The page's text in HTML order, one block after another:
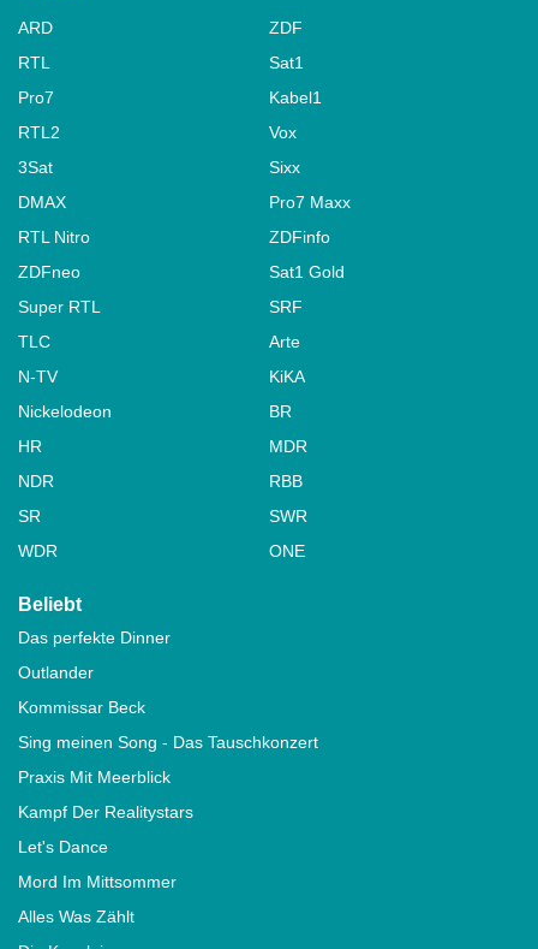
ARD
ZDF
RTL
Sat1
Pro7
Kabel1
RTL2
Vox
3Sat
Sixx
DMAX
Pro7 Maxx
RTL Nitro
ZDFinfo
ZDFneo
Sat1 Gold
Super RTL
SRF
TLC
Arte
N-TV
KiKA
Nickelodeon
BR
HR
MDR
NDR
RBB
SR
SWR
WDR
ONE
Beliebt
Das perfekte Dinner
Outlander
Kommissar Beck
Sing meinen Song - Das Tauschkonzert
Praxis Mit Meerblick
Kampf Der Realitystars
Let's Dance
Mord Im Mittsommer
Alles Was Zählt